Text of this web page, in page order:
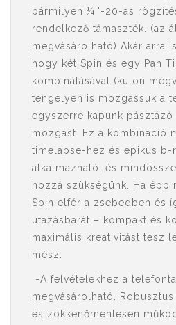
bármilyen ¼''-20-as
rendelkező támaszték. (az
megvásárolható) Akár arra
hogy két Spin és egy Pan
kombinálásával (külön
tengelyen is mozgassuk a
egyszerre kapunk
mozgást. Ez a kombináció
timelapse-hez és epikus
alkalmazható, és
hozzá szükségünk. Ha épp
Spin elfér a zsebedben és
utazásbarát – kompakt és
maximális kreativitást tesz
mész.
-A felvételekhez a
megvásárolható.
és zökkenőmentesen